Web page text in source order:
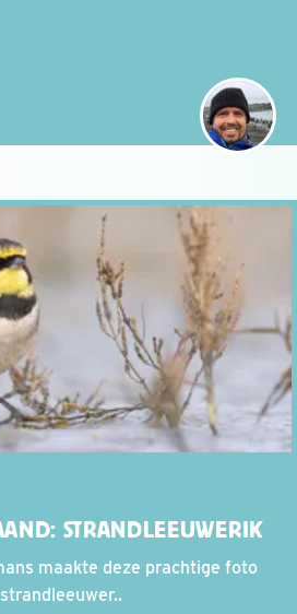
STRANDLEEUWERIK
maakte deze prachtige foto